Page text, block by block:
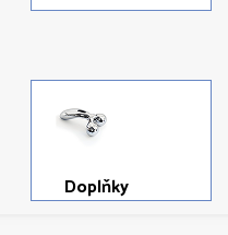
Doplňky